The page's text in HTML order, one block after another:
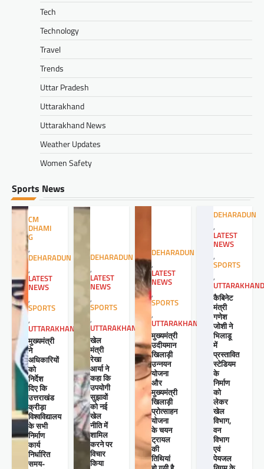
Tech
Technology
Travel
Trends
Uttar Pradesh
Uttarakhand
Uttarakhand News
Weather Updates
Women Safety
Sports News
CM
DHAMI
G
,
DEHARADUN
,
LATEST
NEWS
,
SPORTS
,
UTTARAKHAND
मुख्यमंत्री
ने
अधिकारियों
को
निर्देश
दिए कि
उत्तराखंड
क्रीड़ा
विश्वविद्यालय
के सभी
निर्माण
कार्य
निर्धारित
समय-
DEHARADUN
,
LATEST
NEWS
,
SPORTS
,
UTTARAKHAND
खेल
मंत्री
रेखा
आर्या ने
कहा कि
उपयोगी
सुझावों
को नई
खेल
नीति में
शामिल
करने पर
विचार
किया
DEHARADUN
,
LATEST
NEWS
,
SPORTS
,
UTTARAKHAND
मुख्यमंत्री
उदीयमान
खिलाड़ी
उन्नयन
योजना
और
मुख्यमंत्री
खिलाड़ी
प्रोत्साहन
योजना
के चयन
ट्रायल
की
तिथियां
DEHARADUN
,
LATEST
NEWS
,
SPORTS
,
UTTARAKHAND
कैबिनेट
मंत्री
गणेश
जोशी ने
भिलाडू
में
प्रस्तावित
स्टेडियम
के
निर्माण
को
लेकर
खेल
विभाग,
वन
विभाग
एवं
पेयजल